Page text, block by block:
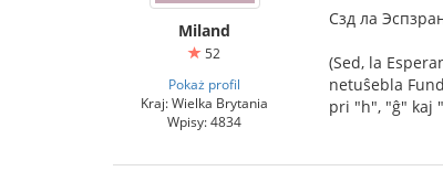
Miland
52
Pokaż profil
Kraj: Wielka Brytania
Wpisy: 4834
Сзд ла
(Sed, la
netuŝebla
pri "h", "ĝ" kaj